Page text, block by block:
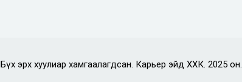
Бүх эрх хуулиар хамгаалагдсан. Карьер эйд ХХК. 2025 он.